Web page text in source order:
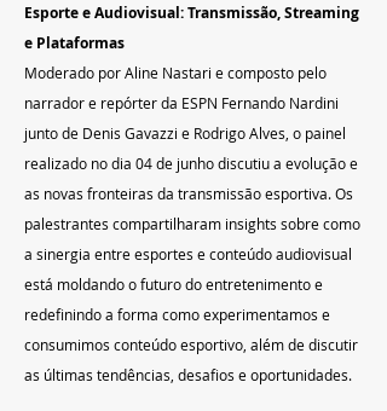
Esporte e Audiovisual: Transmissão, Streaming
e Plataformas
Moderado por Aline Nastari e composto pelo
narrador e repórter da ESPN Fernando Nardini
junto de Denis Gavazzi e Rodrigo Alves, o painel
realizado no dia 04 de junho discutiu a evolução e
as novas fronteiras da transmissão esportiva. Os
palestrantes compartilharam insights sobre como
a sinergia entre esportes e conteúdo audiovisual
está moldando o futuro do entretenimento e
redefinindo a forma como experimentamos e
consumimos conteúdo esportivo, além de discutir
as últimas tendências, desafios e oportunidades.